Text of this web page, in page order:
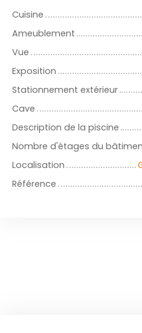
Cuisine
Ameublement
Vue
Exposition
Stationnement extérieur
Cave
Description de la piscine
Nombre d'étages du
Localisation
Référence